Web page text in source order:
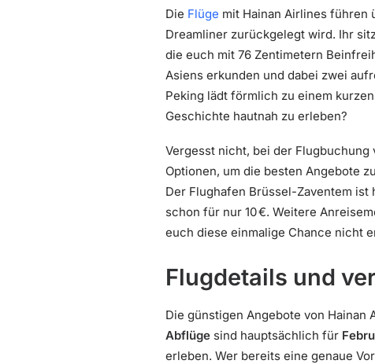
Die Flüge mit Hainan Airlines führen
Dreamliner zurückgelegt wird. Ihr
die euch mit 76 Zentimetern
Asiens erkunden und dabei zwei
Peking lädt förmlich zu einem
Geschichte hautnah zu erleben?
Vergesst nicht, bei der
Optionen, um die besten Angebote
Der Flughafen Brüssel-Zaventem
schon für nur 10 €. Weitere
euch diese einmalige Chance nicht
Flugdetails und
Die günstigen Angebote von
Abflüge sind hauptsächlich für
erleben. Wer bereits eine genaue